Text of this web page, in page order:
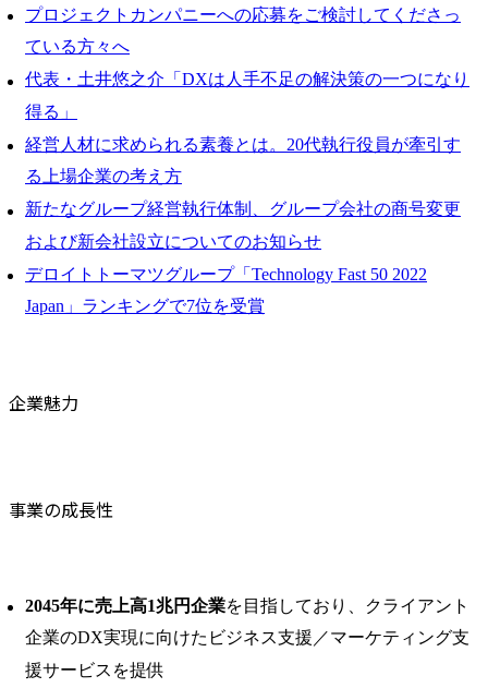
プロジェクトカンパニーへの応募をご検討してくださっ
ている方々へ
代表・土井悠之介「DXは人手不足の解決策の一つになり
得る」
経営人材に求められる素養とは。20代執行役員が牽引す
る上場企業の考え方
新たなグループ経営執行体制、グループ会社の商号変更
および新会社設立についてのお知らせ
デロイトトーマツグループ「Technology Fast 50 2022
Japan」ランキングで7位を受賞
企業魅力
事業の成長性
2045年に売上高1兆円企業を目指しており、クライアント
企業のDX実現に向けたビジネス支援／マーケティング支
援サービスを提供